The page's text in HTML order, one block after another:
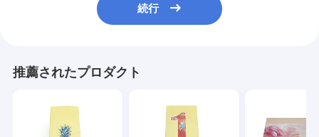
続行
推薦されたプロダクト